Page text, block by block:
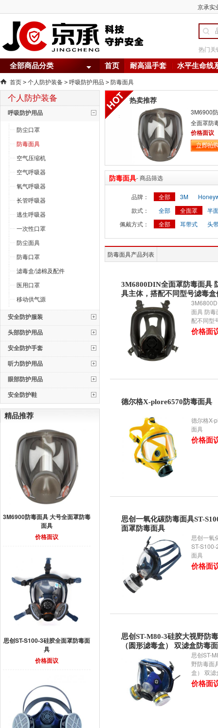
京承实
热门关
全部商品分类 首页 耐高温手套 水平生命线
首页 > 个人防护装备 > 呼吸防护用品 > 防毒面具
个人防护装备
呼吸防护用品
防尘口罩
防毒面具
空气压缩机
空气呼吸器
氧气呼吸器
长管呼吸器
逃生呼吸器
一次性口罩
防尘面具
防毒口罩
滤毒盒/滤棉及配件
医用口罩
移动供气源
安全防护服装
头部防护用品
安全防护手套
听力防护用品
眼部防护用品
安全防护鞋
精品推荐
3M6900防毒面具 大号全面罩防毒
面具
价格面议
思创ST-S100-3硅胶全面罩防毒面
具
价格面议
热卖推荐
3M6900
全面罩防
价格面议
防毒面具- 商品筛选
品牌： 全部 3M
款式：
全部 全面罩
半
佩戴方式：
全部 耳带式 头
防毒面具产品列表
3M6800DIN全面罩防毒面具
具主体，搭配不同型号滤毒盒
面具 防毒
配不同型
价格面
德尔格X-plore6570防毒面具
德尔格X-
面具
价格面
思创一氧化碳防毒面具ST-
面罩防毒面具
思创一氧
ST-S100-
面具
价格面
思创ST-M80-3硅胶大视野防
（圆形滤毒盒） 双滤盒防毒
思创ST-
野防毒面
盒） 双滤
价格面